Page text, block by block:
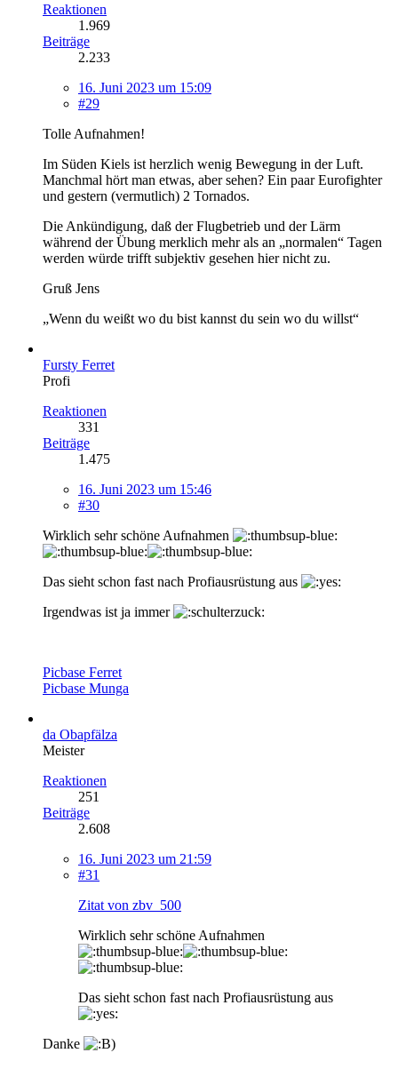
Reaktionen
1.969
Beiträge
2.233
16. Juni 2023 um 15:09
#29
Tolle Aufnahmen!
Im Süden Kiels ist herzlich wenig Bewegung in der Luft.
Manchmal hört man etwas, aber sehen? Ein paar Eurofighter
und gestern (vermutlich) 2 Tornados.
Die Ankündigung, daß der Flugbetrieb und der Lärm
während der Übung merklich mehr als an „normalen“ Tagen
werden würde trifft subjektiv gesehen hier nicht zu.
Gruß Jens
„Wenn du weißt wo du bist kannst du sein wo du willst“
Fursty Ferret
Profi
Reaktionen
331
Beiträge
1.475
16. Juni 2023 um 15:46
#30
Wirklich sehr schöne Aufnahmen
Das sieht schon fast nach Profiausrüstung aus
Irgendwas ist ja immer
Picbase Ferret
Picbase Munga
da Obapfälza
Meister
Reaktionen
251
Beiträge
2.608
16. Juni 2023 um 21:59
#31
Zitat von zbv_500
Wirklich sehr schöne Aufnahmen
Das sieht schon fast nach Profiausrüstung aus
Danke